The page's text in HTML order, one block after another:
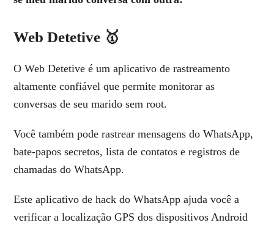
Web Detetive 🥇
O Web Detetive é um aplicativo de rastreamento
altamente confiável que permite monitorar as
conversas de seu marido sem root.
Você também pode rastrear mensagens do WhatsApp,
bate-papos secretos, lista de contatos e registros de
chamadas do WhatsApp.
Este aplicativo de hack do WhatsApp ajuda você a
verificar a localização GPS dos dispositivos Android